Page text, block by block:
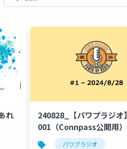
れ
240828_【パワプラジオ】
001（Connpass公開用）
パワプラジオ